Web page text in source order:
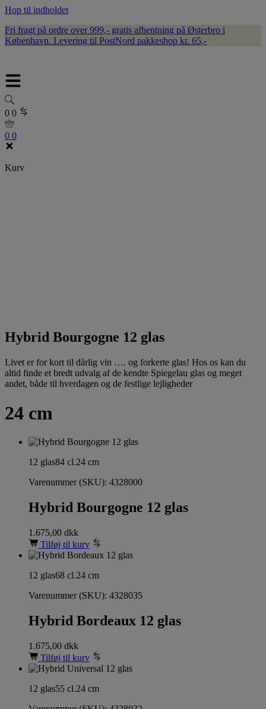
Hop til indholdet
Fri fragt på ordre over 999,- gratis afhentning på Østerbro i
København. Levering til PostNord pakkeshop kr. 65,-
0 0
0 0
Kurv
Hybrid Bourgogne 12 glas
Livet er for kort til dårlig vin …. og forkerte glas! Hos os kan du
altid finde et bredt udvalg af de kendte Spiegelau glas og meget
andet, både til hverdagen og de festlige lejligheder
24 cm
12 glas84 cl.24 cm
Varenummer (SKU): 4328000
Hybrid Bourgogne 12 glas
1.675,00 dkk
Tilføj til kurv
12 glas68 cl.24 cm
Varenummer (SKU): 4328035
Hybrid Bordeaux 12 glas
1.675,00 dkk
Tilføj til kurv
12 glas55 cl.24 cm